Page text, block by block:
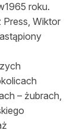
roku.
Press, Wiktor
– żubrach,